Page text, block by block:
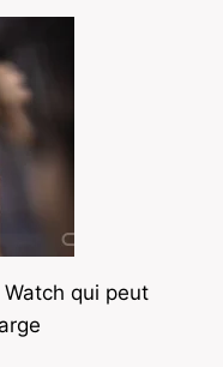
qui peut